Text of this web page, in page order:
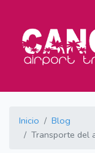
Inicio
Blog
Transporte del